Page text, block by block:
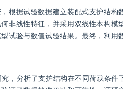
根据试验数据建立装配式支护结构
非线性特征，并采用双线性本构模
试验与数值试验结果。最终，利用
，分析了支护结构在不同荷载条件